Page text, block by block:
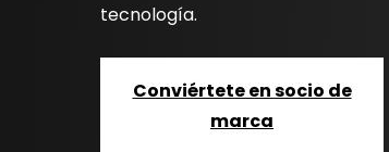
tecnología.
Conviértete en socio de
marca